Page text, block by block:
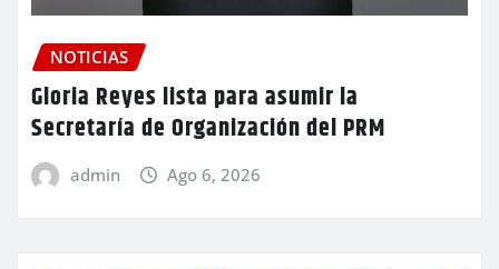
NOTICIAS
Gloria Reyes lista para asumir la
Secretaría de Organización del PRM
admin Ago 6, 2026